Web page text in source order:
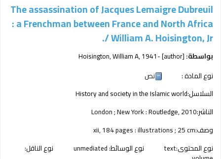
The assassination of Jacques Lemaigre Dubreuil
: a Frenchman between France and North Africa
/William A. Hoisington, Jr.
بواسطة: Hoisington, William A, 1941-[author]
نوع المادة :
نص
السلاسل:History and society in the Islamic world
الناشر:
London ; New York :Routledge,2010
وصف:xii, 184 pages : illustrations ; 25 cm
نوع المحتوى:text نوع الوسائط:unmediated نوع الناقل: